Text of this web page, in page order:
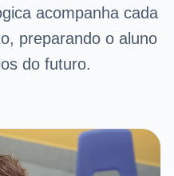
acompanha cada
preparando o aluno
do futuro.